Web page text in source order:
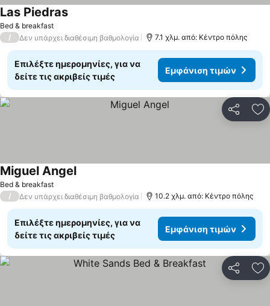
Bed & breakfast
Las Piedras
/ Δεν υπάρχει διαθέσιμη βαθμολογία 7.1 χλμ. από: Κέντρο πόλης
Επιλέξτε ημερομηνίες, για να
δείτε τις ακριβείς τιμές
Εμφάνιση τιμών
Bed & breakfast
Miguel Angel
/ Δεν υπάρχει διαθέσιμη βαθμολογία 10.2 χλμ. από: Κέντρο πόλης
Επιλέξτε ημερομηνίες, για να
δείτε τις ακριβείς τιμές
Εμφάνιση τιμών